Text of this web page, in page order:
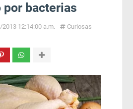
bacterias
12:14:00 a.m.
Curiosas